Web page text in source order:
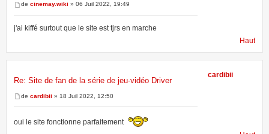
de cinemay.wiki » 06 Juil 2022, 19:49
j'ai kiffé surtout que le site est tjrs en marche
Haut
Re: Site de fan de la série de jeu-vidéo Driver
de cardibii » 18 Juil 2022, 12:50
oui le site fonctionne parfaitement
cardibii